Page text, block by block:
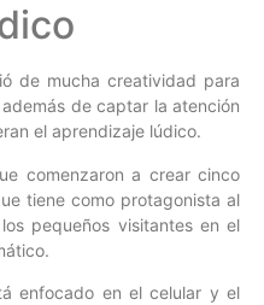
de mucha creatividad para
de captar la atención
el aprendizaje lúdico.
comenzaron a crear cinco
tiene como protagonista al
pequeños visitantes en el
enfocado en el celular y el